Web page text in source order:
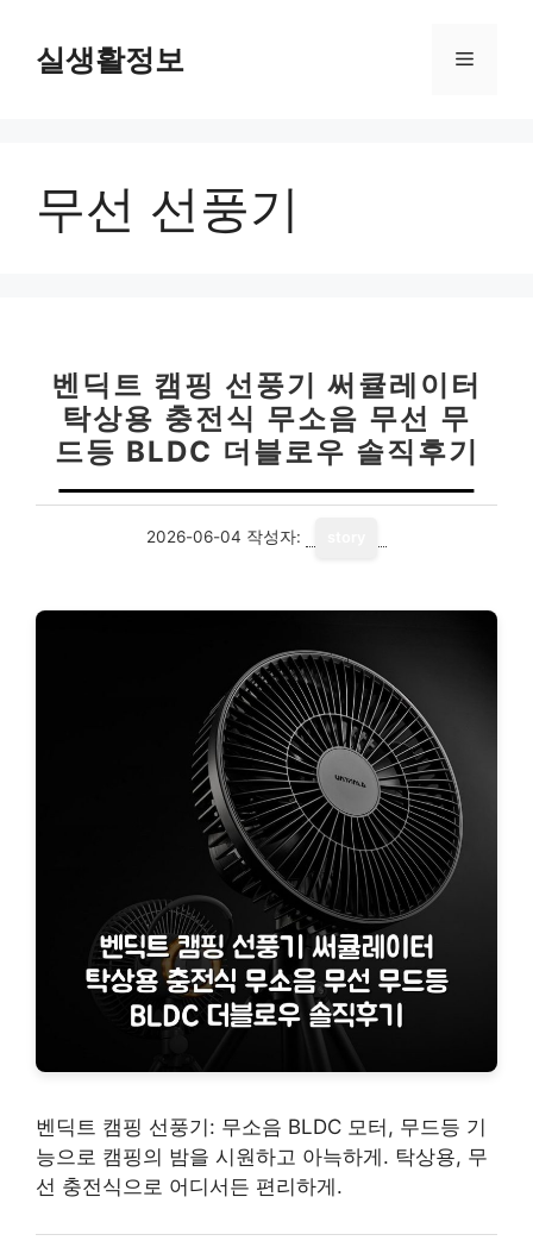
실생활정보 메
무선 선풍기
벤딕트 캠핑 선풍기 써큘레이터
탁상용 충전식 무소음 무선 무
드등 BLDC 더블로우 솔직후기
2026-06-04 작성자:
벤딕트 캠핑 선풍기: 무소음 BLDC 모터, 무드등 기
능으로 캠핑의 밤을 시원하고 아늑하게. 탁상용, 무
선 충전식으로 어디서든 편리하게.